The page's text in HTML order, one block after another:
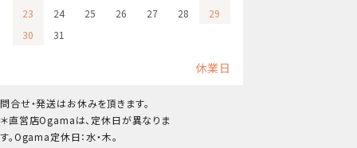
23
24 25 26 27 28
29
30
31
休業日
問合せ・発送はお休みを頂きます。
＊直営店Ogamaは、定休日が異なりま
す。Ogama定休日：水・木。